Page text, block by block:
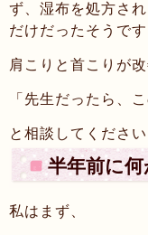
ず、湿布を処方さ
だけだったそうです
肩こりと首こりが
「先生だったら、
と相談してください
半年前に
私はまず、